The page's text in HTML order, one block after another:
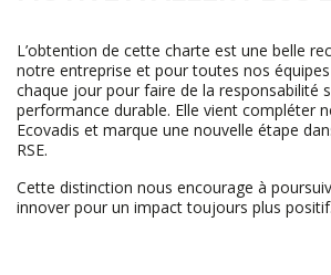
L’obtention de cette charte est une belle
notre entreprise et pour toutes nos équipes
chaque jour pour faire de la responsabilité
performance durable. Elle vient compléter
Ecovadis et marque une nouvelle étape
RSE.
Cette distinction nous encourage à
innover pour un impact toujours plus positif.